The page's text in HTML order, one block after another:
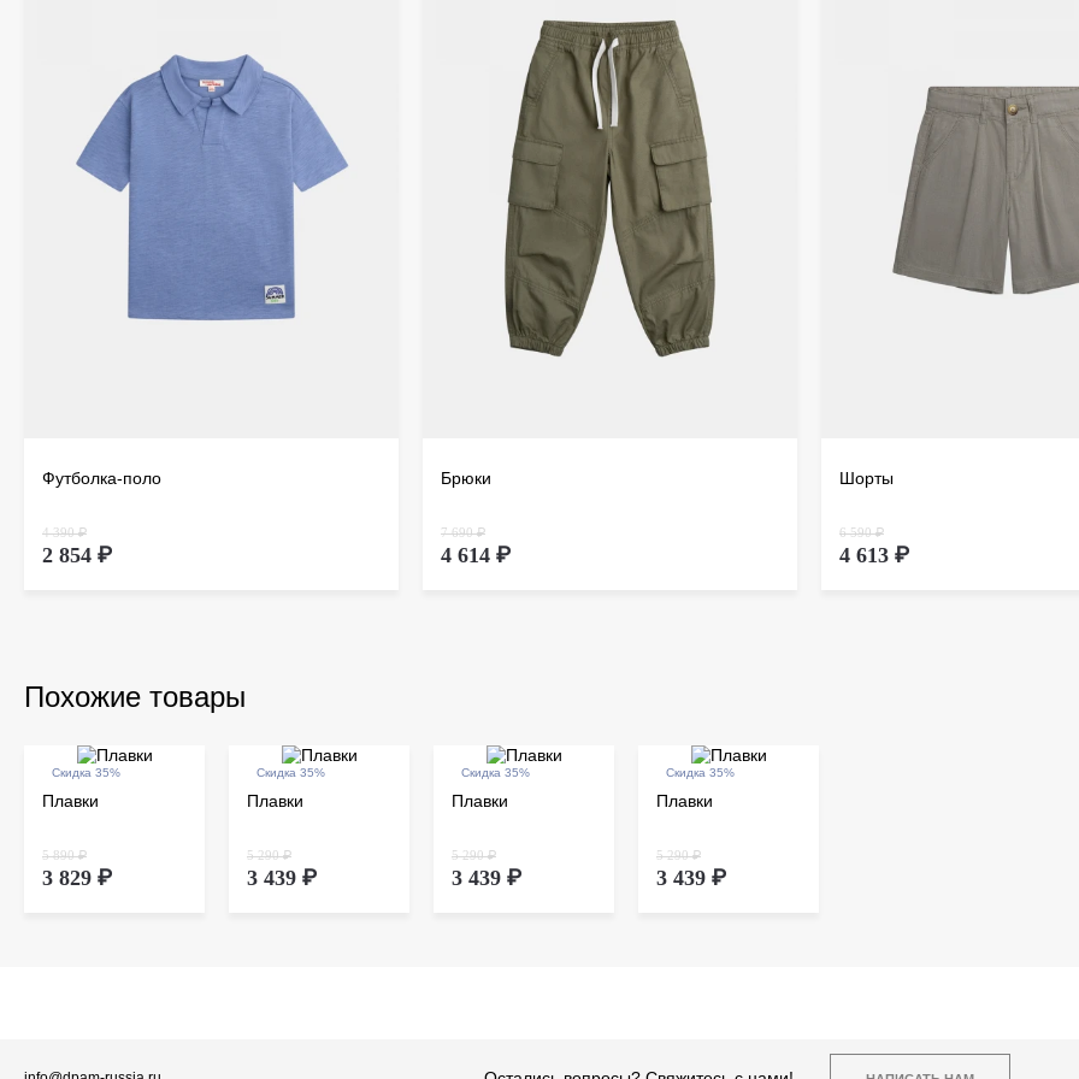
Футболка-поло
4 390 ₽
2 854 ₽
Брюки
7 690 ₽
4 614 ₽
Шорты
6 590 ₽
4 613 ₽
Похожие товары
Скидка 35%
Плавки
5 890 ₽
3 829 ₽
Скидка 35%
Плавки
5 290 ₽
3 439 ₽
Скидка 35%
Плавки
5 290 ₽
3 439 ₽
Скидка 35%
Плавки
5 290 ₽
3 439 ₽